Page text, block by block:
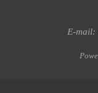
E-mail: